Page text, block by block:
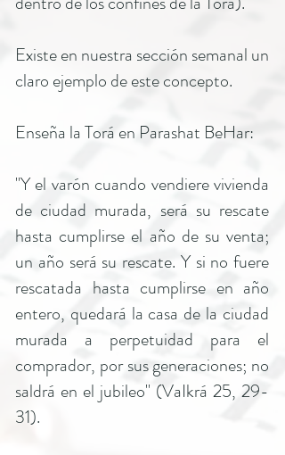
Existe en nuestra sección semanal un
claro ejemplo de este concepto.
Enseña la Torá en Parashat BeHar:
"Y el varón cuando vendiere vivienda
de ciudad murada, será su rescate
hasta cumplirse el año de su venta;
un año será su rescate. Y si no fuere
rescatada hasta cumplirse en año
entero, quedará la casa de la ciudad
murada a perpetuidad para el
comprador, por sus generaciones; no
saldrá en el jubileo" (VaIkrá 25, 29-
31).